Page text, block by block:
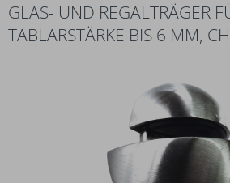
GLAS- UND REGALTRÄGER
TABLARSTÄRKE BIS 6 MM,